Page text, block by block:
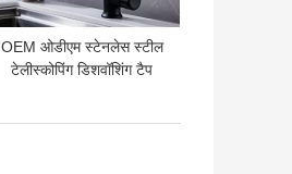
OEM ओडीएम स्टेनलेस स्टील
टेलीस्कोपिंग डिशवॉशिंग टैप